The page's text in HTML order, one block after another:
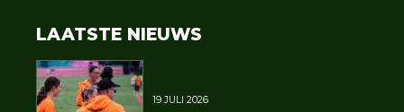
LAATSTE NIEUWS
19 JULI 2026